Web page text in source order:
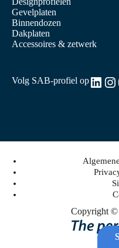
Gevelplaten
Binnendozen
Dakplaten
Accessoires & zetwerk
Volg SAB-profiel op
Copyright